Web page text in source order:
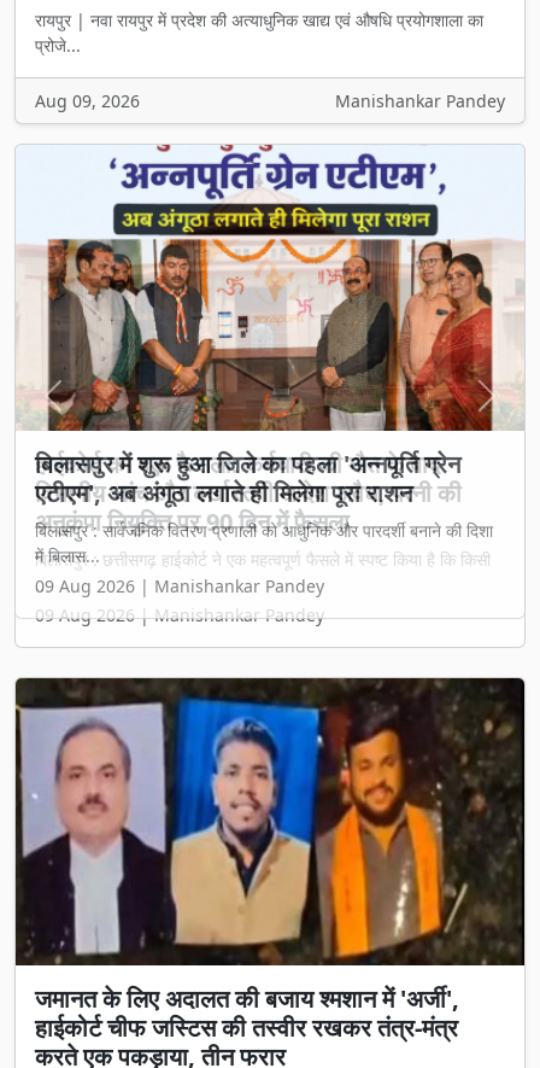
रायपुर | नवा रायपुर में प्रदेश की अत्याधुनिक खाद्य एवं औषधि प्रयोगशाला का
प्रोजे...
Aug 09, 2026 Manishankar Pandey
बिलासपुर में शुरू हुआ जिले का पहला 'अन्नपूर्ति ग्रेन
एटीएम', अब अंगूठा लगाते ही मिलेगा पूरा राशन
बिलासपुर : सार्वजनिक वितरण प्रणाली को आधुनिक और पारदर्शी बनाने की दिशा
में बिलास...
09 Aug 2026 | Manishankar Pandey
Previous Next
जमानत के लिए अदालत की बजाय श्मशान में 'अर्जी',
हाईकोर्ट चीफ जस्टिस की तस्वीर रखकर तंत्र-मंत्र
करते एक पकड़ाया, तीन फरार